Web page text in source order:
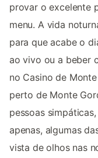
provar o excelente
menu. A vida
para que acabe o
ao vivo ou a beber
no Casino de
perto de Monte
pessoas
apenas, algumas
vista de olhos nas